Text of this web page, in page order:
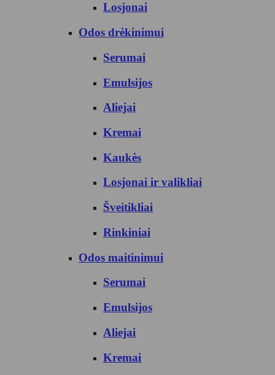
Losjonai
Odos drėkinimui
Serumai
Emulsijos
Aliejai
Kremai
Kaukės
Losjonai ir valikliai
Šveitikliai
Rinkiniai
Odos maitinimui
Serumai
Emulsijos
Aliejai
Kremai